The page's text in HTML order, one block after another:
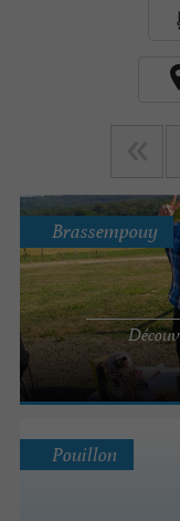
Brassempouy
Pouillon